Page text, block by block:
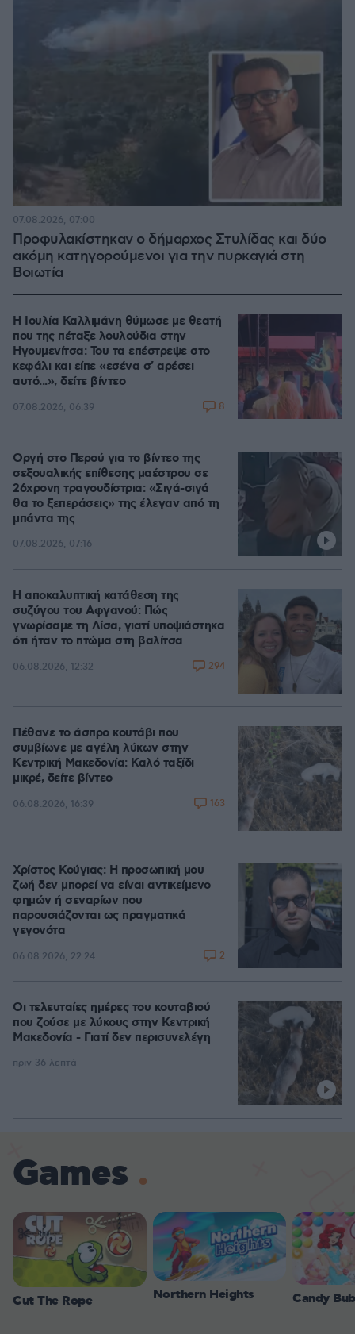
Προφυλακίστηκαν ο δήμαρχος Στυλίδας και δύο
ακόμη κατηγορούμενοι για την πυρκαγιά στη
Βοιωτία
07.08.2026, 07:00
Η Ιουλία Καλλιμάνη θύμωσε με θεατή
που της πέταξε λουλούδια στην
Ηγουμενίτσα: Του τα επέστρεψε στο
κεφάλι και είπε «εσένα σ' αρέσει
αυτό...», δείτε βίντεο
07.08.2026, 06:39 8
Οργή στο Περού για το βίντεο της
σεξουαλικής επίθεσης μαέστρου σε
26χρονη τραγουδίστρια: «Σιγά-σιγά
θα το ξεπεράσεις» της έλεγαν από τη
μπάντα της
07.08.2026, 07:16
Η αποκαλυπτική κατάθεση της
συζύγου του Αφγανού: Πώς
γνωρίσαμε τη Λίσα, γιατί υποψιάστηκα
ότι ήταν το πτώμα στη βαλίτσα
06.08.2026, 12:32 294
Πέθανε το άσπρο κουτάβι που
συμβίωνε με αγέλη λύκων στην
Κεντρική Μακεδονία: Καλό ταξίδι
μικρέ, δείτε βίντεο
06.08.2026, 16:39 163
Χρίστος Κούγιας: Η προσωπική μου
ζωή δεν μπορεί να είναι αντικείμενο
φημών ή σεναρίων που
παρουσιάζονται ως πραγματικά
γεγονότα
06.08.2026, 22:24 2
Οι τελευταίες ημέρες του κουταβιού
που ζούσε με λύκους στην Κεντρική
Μακεδονία - Γιατί δεν περισυνελέγη
πριν 36 λεπτά
Games
Cut The Rope Northern Heights Candy